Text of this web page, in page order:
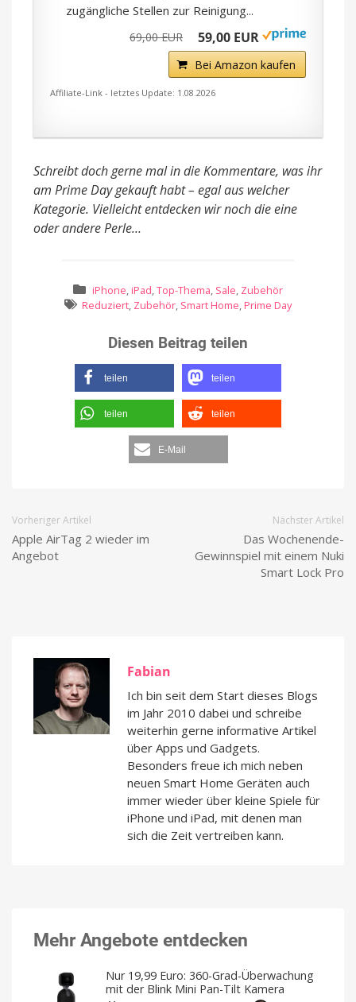
zugängliche Stellen zur Reinigung...
69,00 EUR 59,00 EUR
Bei Amazon kaufen
Affiliate-Link - letztes Update: 1.08.2026
Schreibt doch gerne mal in die Kommentare, was ihr
am Prime Day gekauft habt – egal aus welcher
Kategorie. Vielleicht entdecken wir noch die eine
oder andere Perle…
iPhone, iPad,Top-Thema, Sale, Zubehör
Reduziert, Zubehör, Smart Home, Prime Day
Diesen Beitrag teilen
teilen teilen
teilen teilen
E-Mail
Vorheriger Artikel
Apple AirTag 2 wieder im
Angebot
Nächster Artikel
Das Wochenende-
Gewinnspiel mit einem Nuki
Smart Lock Pro
Fabian
Ich bin seit dem Start dieses Blogs
im Jahr 2010 dabei und schreibe
weiterhin gerne informative Artikel
über Apps und Gadgets.
Besonders freue ich mich neben
neuen Smart Home Geräten auch
immer wieder über kleine Spiele für
iPhone und iPad, mit denen man
sich die Zeit vertreiben kann.
Mehr Angebote entdecken
Nur 19,99 Euro: 360-Grad-Überwachung
mit der Blink Mini Pan-Tilt Kamera